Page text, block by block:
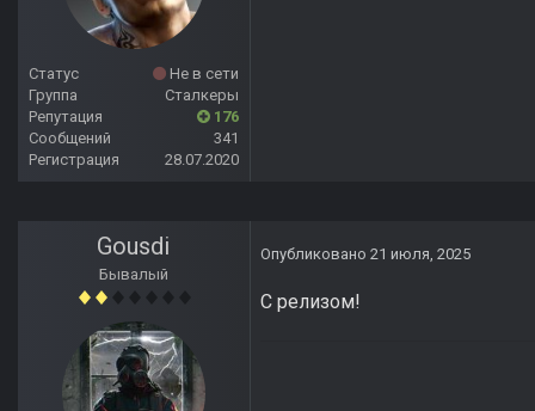
Статус
Не в сети
Группа
Сталкеры
Репутация
176
Сообщений
341
Регистрация
28.07.2020
Gousdi
Бывалый
Опубликовано 21 июля, 2025
С релизом!